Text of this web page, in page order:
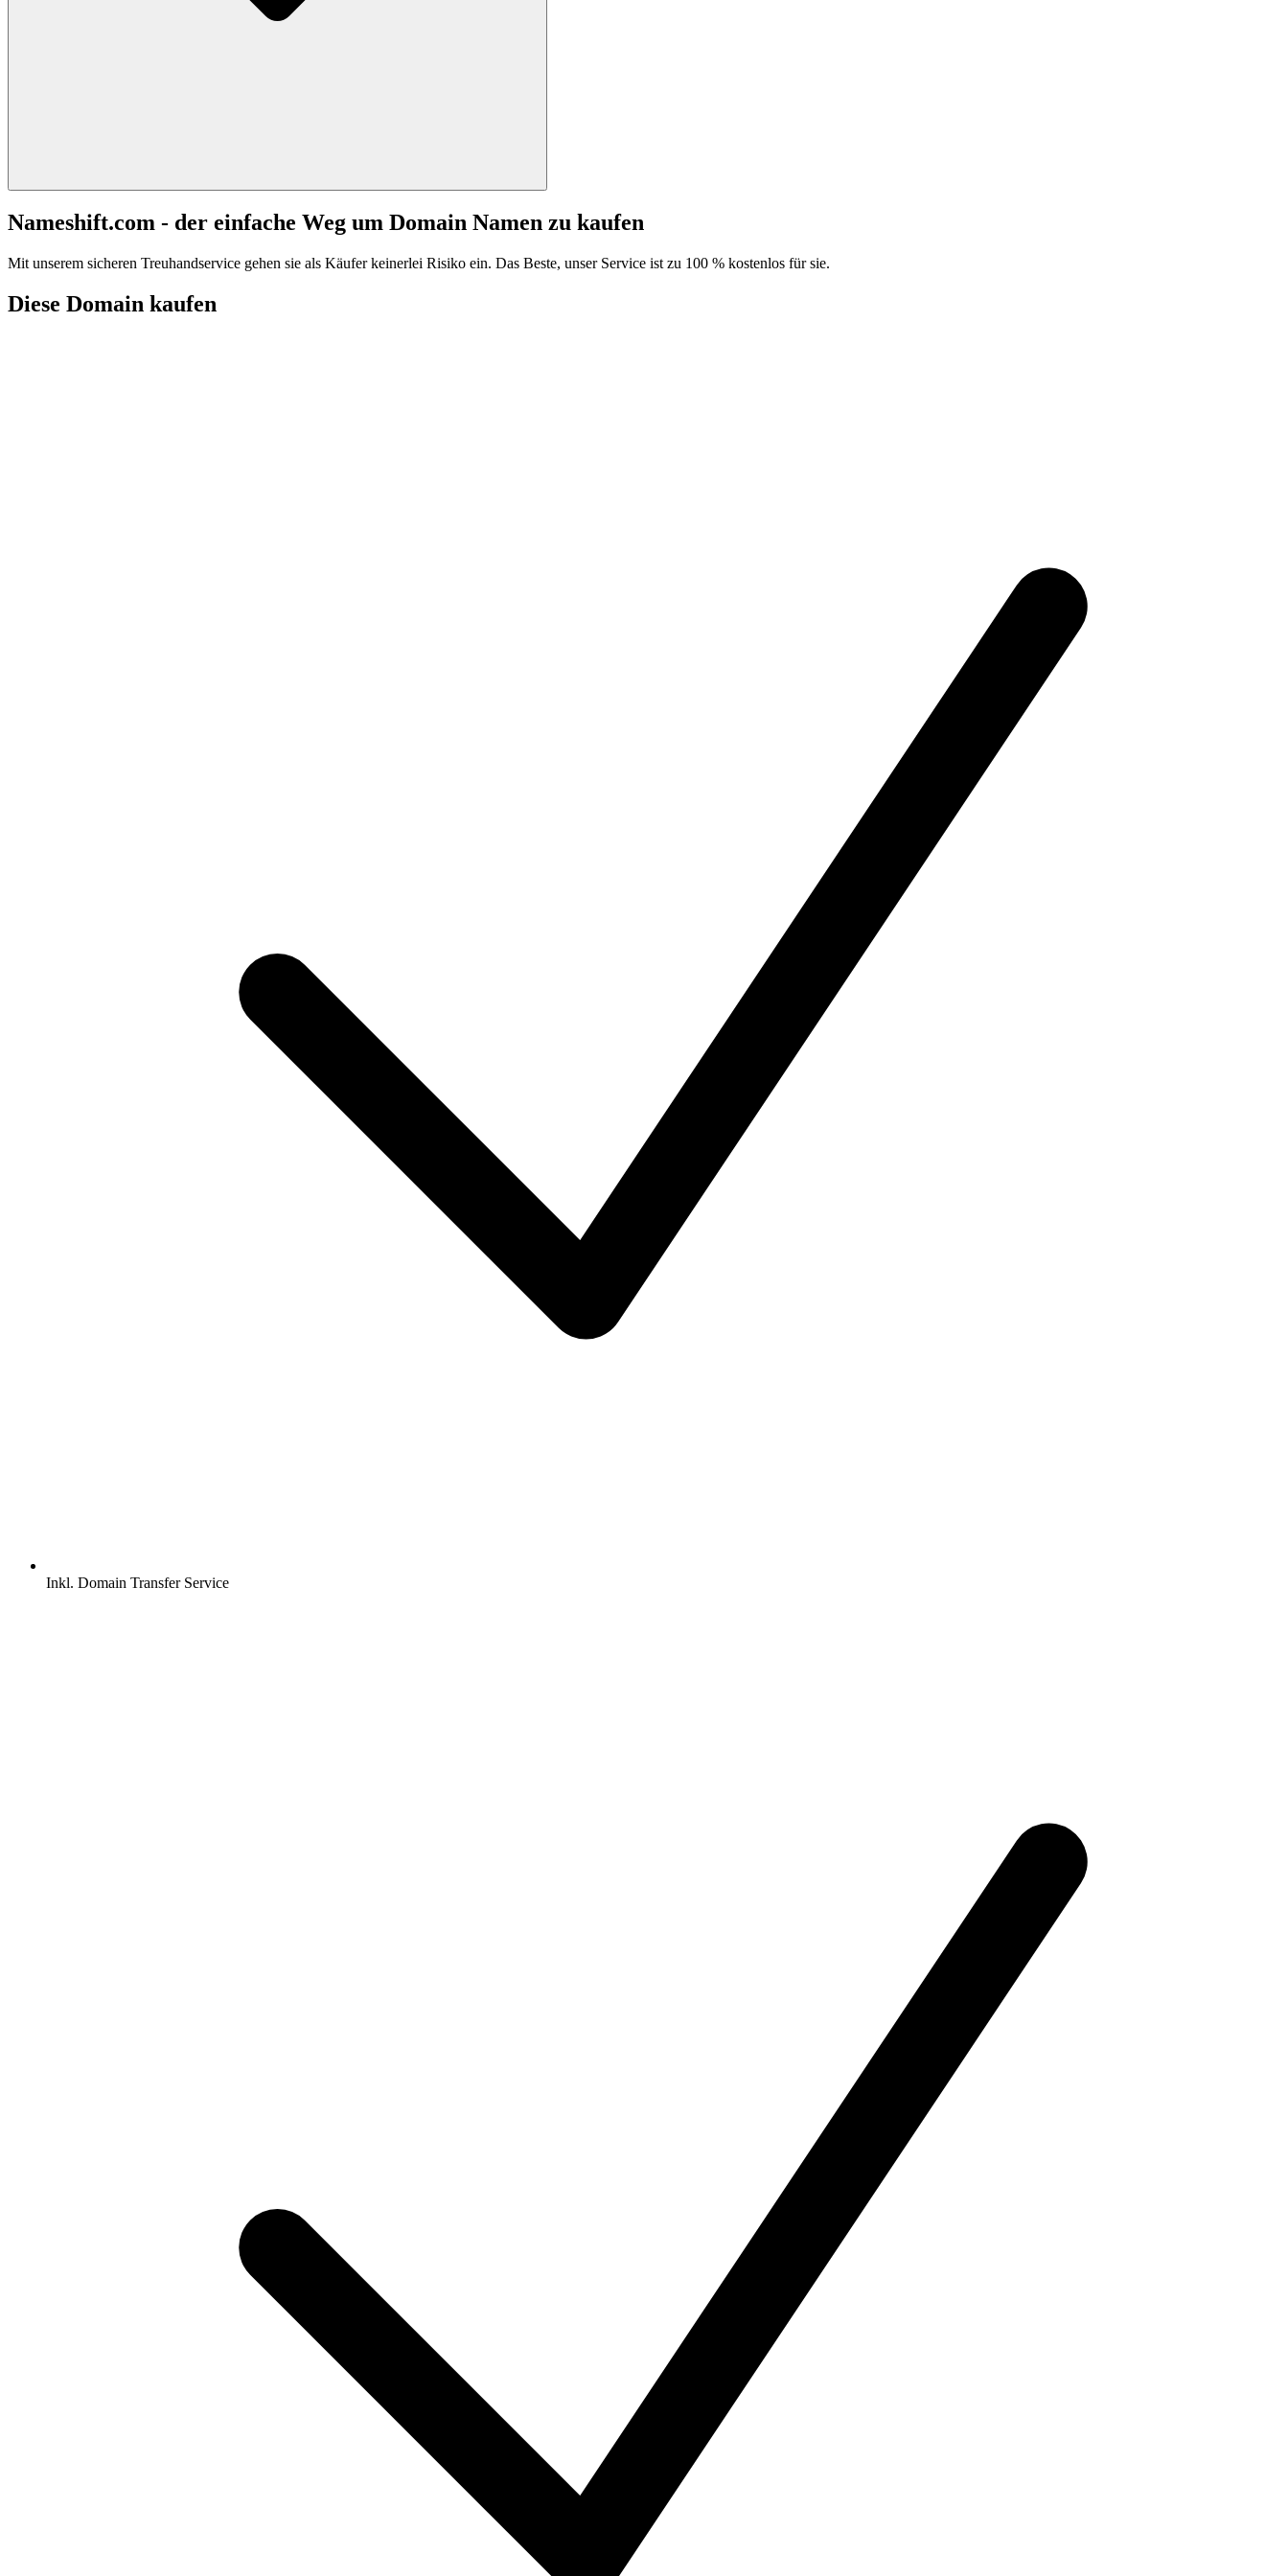
Nameshift.com - der einfache Weg um Domain Namen zu kaufen
Mit unserem sicheren Treuhandservice gehen sie als Käufer keinerlei Risiko ein. Das Beste, unser Service ist zu 100 % kostenlos für sie.
Diese Domain kaufen
Inkl. Domain Transfer Service